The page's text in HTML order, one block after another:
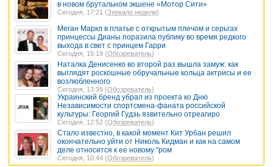
в новом брутальном экшене «Мотор Сити»
Сегодня, 17:21 (Зеркало недели)
Меган Маркл в платье с открытым плечом и серьгах
принцессы Дианы поразила публику во время редкого
выхода в свет с принцем Гарри
Сегодня, 15:19 (Обозреватель)
Наталка Денисенко во второй раз вышла замуж: как
выглядят роскошные обручальные кольца актрисы и ее
возлюбленного
Сегодня, 13:39 (Обозреватель)
Украинский бренд убрал из проекта ко Дню
Независимости спортсмена-фаната российской
культуры: Георгий Гудзь язвительно отреагиро
Сегодня, 12:52 (Обозреватель)
Стало известно, в какой момент Кит Урбан решил
окончательно уйти от Николь Кидман и как на самом
деле относится к ее новому "ром
Сегодня, 10:44 (Обозреватель)